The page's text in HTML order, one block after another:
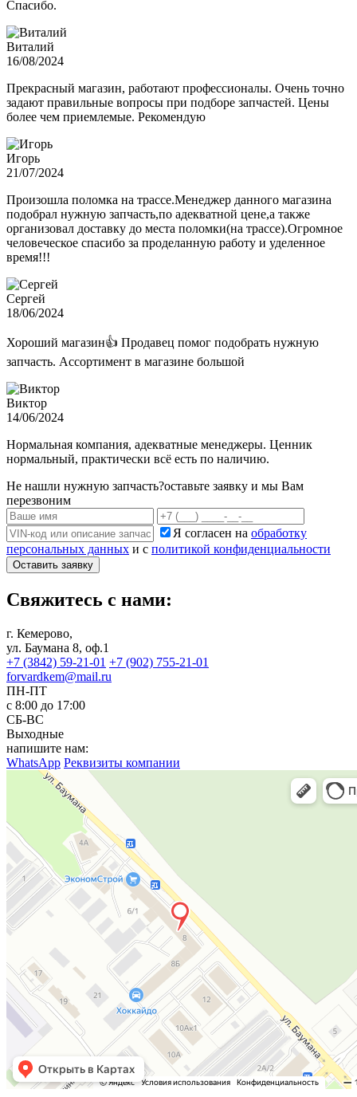
Спасибо.
Виталий
16/08/2024
Прекрасный магазин, работают профессионалы. Очень точно
задают правильные вопросы при подборе запчастей. Цены
более чем приемлемые. Рекомендую
Игорь
21/07/2024
Произошла поломка на трассе.Менеджер данного магазина
подобрал нужную запчасть,по адекватной цене,а также
организовал доставку до места поломки(на трассе).Огромное
человеческое спасибо за проделанную работу и уделенное
время!!!
Сергей
18/06/2024
Хороший магазин👍 Продавец помог подобрать нужную
запчасть. Ассортимент в магазине большой
Виктор
14/06/2024
Нормальная компания, адекватные менеджеры. Ценник
нормальный, практически всё есть по наличию.
Не нашли нужную запчасть?оставьте заявку и мы Вам
перезвоним
Я согласен на обработку
персональных данных и с политикой конфиденциальности
Оставить заявку
Свяжитесь с нами:
г. Кемерово,
ул. Баумана 8, оф.1
+7 (3842) 59-21-01 +7 (902) 755-21-01
forvardkem@mail.ru
ПН-ПТ
с 8:00 до 17:00
СБ-ВС
Выходные
напишите нам:
WhatsApp Реквизиты компании